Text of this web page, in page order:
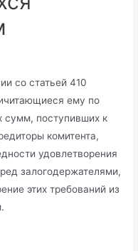
со статьей 410
ему по
сумм, поступивших к
комитента,
удовлетворения
залогодержателями,
этих требований из